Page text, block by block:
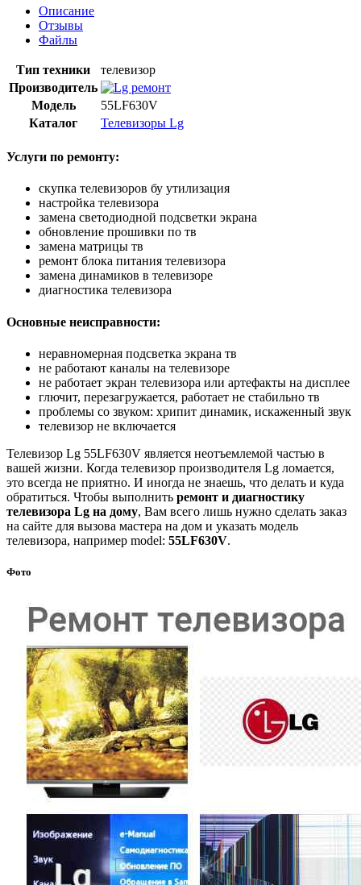
Описание
Отзывы
Файлы
Тип техники
телевизор
Производитель
Модель
55LF630V
Каталог
Телевизоры Lg
Услуги по ремонту:
скупка телевизоров бу утилизация
настройка телевизора
замена светодиодной подсветки экрана
обновление прошивки по тв
замена матрицы тв
ремонт блока питания телевизора
замена динамиков в телевизоре
диагностика телевизора
Основные неисправности:
неравномерная подсветка экрана тв
не работают каналы на телевизоре
не работает экран телевизора или артефакты на дисплее
глючит, перезагружается, работает не стабильно тв
проблемы со звуком: хрипит динамик, искаженный звук
телевизор не включается
Телевизор Lg 55LF630V является неотъемлемой частью в
вашей жизни. Когда телевизор производителя Lg ломается,
это всегда не приятно. И иногда не знаешь, что делать и куда
обратиться. Чтобы выполнить ремонт и диагностику
телевизора Lg на дому, Вам всего лишь нужно сделать заказ
на сайте для вызова мастера на дом и указать модель
телевизора, например model: 55LF630V.
Фото